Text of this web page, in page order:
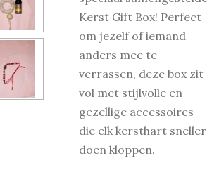
Kerst Gift Box! Perfect
om jezelf of iemand
anders mee te
verrassen, deze box zit
vol met stijlvolle en
gezellige accessoires
die elk kersthart sneller
doen kloppen.